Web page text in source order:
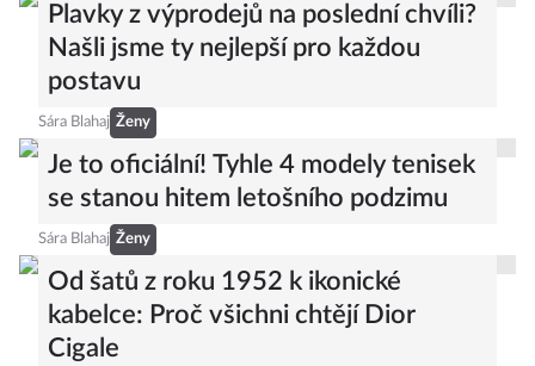
Plavky z výprodejů na poslední chvíli?
Našli jsme ty nejlepší pro každou
postavu
Sára Blahaj Ženy
Je to oficiální! Tyhle 4 modely tenisek
se stanou hitem letošního podzimu
Sára Blahaj Ženy
Od šatů z roku 1952 k ikonické
kabelce: Proč všichni chtějí Dior
Cigale